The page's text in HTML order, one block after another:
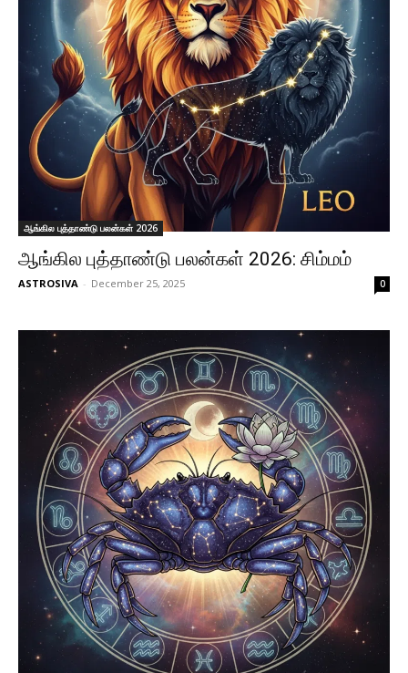
ஆங்கில புத்தாண்டு பலன்கள் 2026
ஆங்கில புத்தாண்டு பலன்கள் 2026: சிம்மம்
ASTROSIVA - December 25, 2025 0